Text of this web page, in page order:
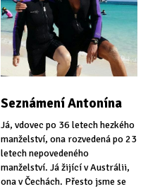
Seznámení Antonína
Já, vdovec po 36 letech hezkého
manželství, ona rozvedená po 23
letech nepovedeného
manželství. Já žijící v Austrálii,
ona v Čechách. Přesto jsme se